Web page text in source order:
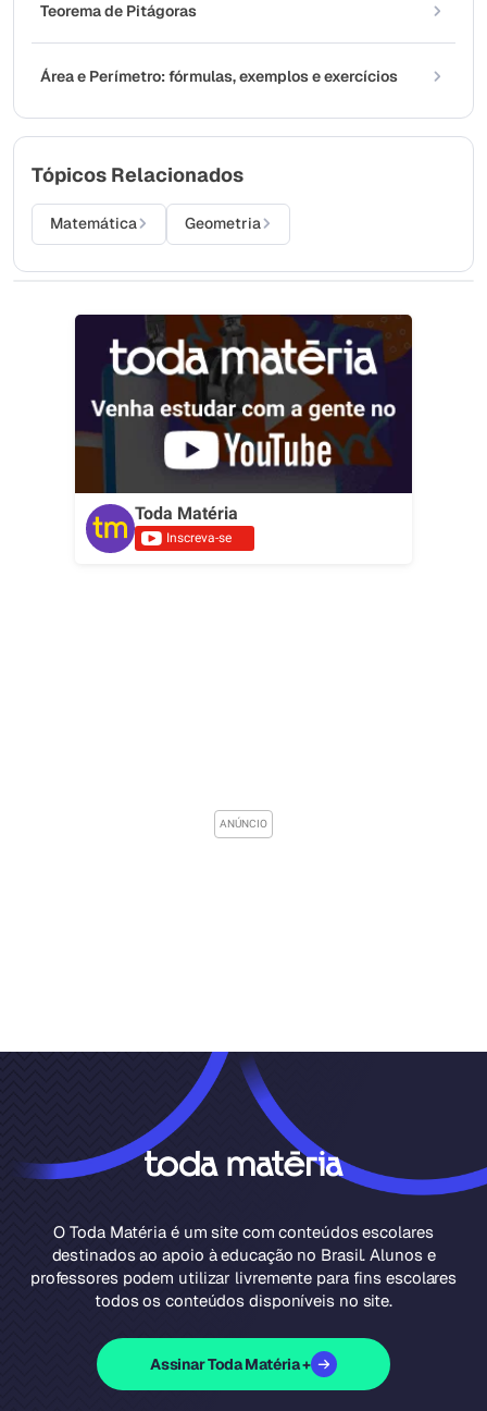
Teorema de Pitágoras
Área e Perímetro: fórmulas, exemplos e exercícios
Tópicos Relacionados
Matemática Geometria
Toda Matéria
Inscreva-se
O Toda Matéria é um site com conteúdos escolares
destinados ao apoio à educação no Brasil. Alunos e
professores podem utilizar livremente para fins escolares
todos os conteúdos disponíveis no site.
Assinar Toda Matéria +